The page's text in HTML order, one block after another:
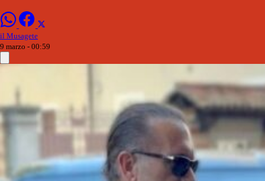
il Musagete
9 marzo - 00:59